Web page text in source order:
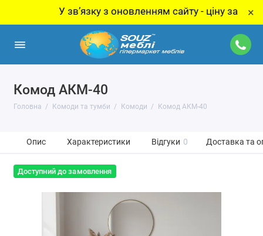
У звʼязку з оновленням сайту - ціну за товар ×
Комод АКМ-40
Головна Комоди та тумби Комоди Комод АКМ-40
Опис Характеристики Відгуки 0 Доставка та
Доступний до замовлення